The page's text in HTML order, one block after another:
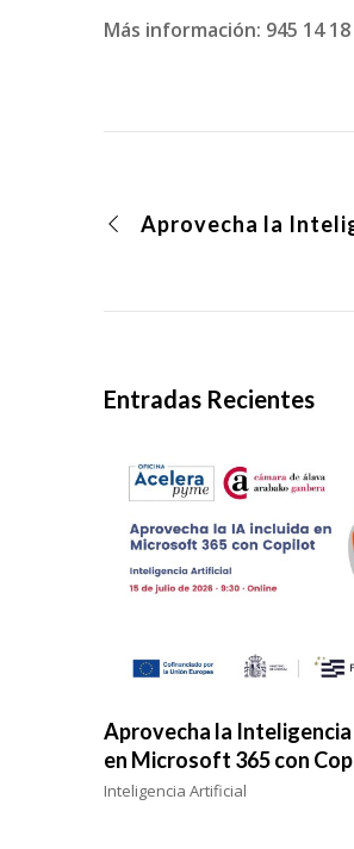
Más información: 945 14
Entradas Recientes
Aprovecha la
en Microsoft 365 con
Inteligencia Artificial